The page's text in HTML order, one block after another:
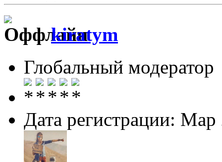
kiratym
Глобальный модератор
Дата регистрации: Мар